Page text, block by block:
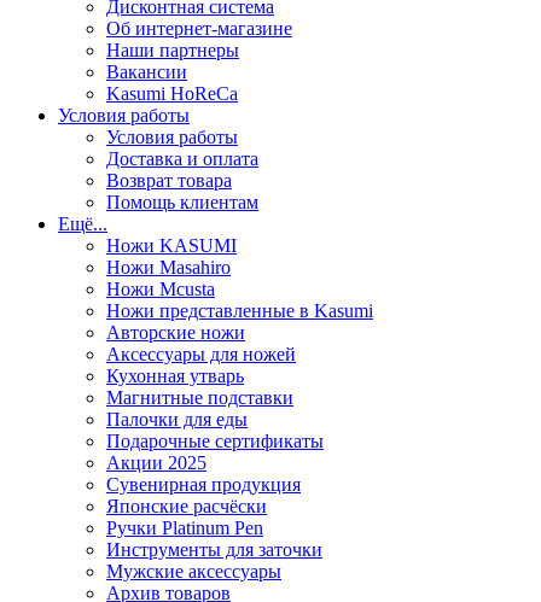
Дисконтная система
Об интернет-магазине
Наши партнеры
Вакансии
Kasumi HoReCa
Условия работы
Условия работы
Доставка и оплата
Возврат товара
Помощь клиентам
Ещё...
Ножи KASUMI
Ножи Masahiro
Ножи Mcusta
Ножи представленные в Kasumi
Авторские ножи
Аксессуары для ножей
Кухонная утварь
Магнитные подставки
Палочки для еды
Подарочные сертификаты
Акции 2025
Сувенирная продукция
Японские расчёски
Ручки Platinum Pen
Инструменты для заточки
Мужские аксессуары
Архив товаров